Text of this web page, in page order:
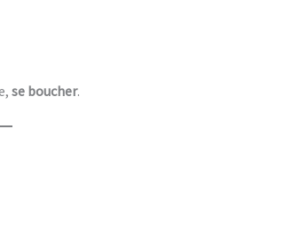
se boucher.